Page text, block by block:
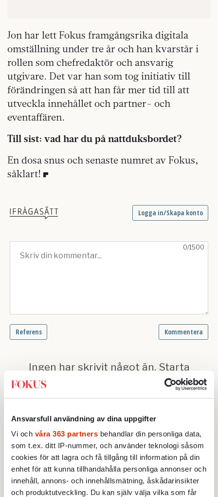
Ansvarsfull användning av dina uppgifter
Vi och våra 363 partners behandlar din personliga data,
som t.ex. ditt IP-nummer, och använder teknologi såsom
cookies för att lagra och få tillgång till information på din
enhet för att kunna tillhandahålla personliga annonser och
innehåll, annons- och innehållsmätning, åskådarinsikter
och produktutveckling. Du kan själv välja vilka som får
Jon har lett Fokus framgångsrika digitala
omställning under tre år och han kvarstår i
rollen som chefredaktör och ansvarig
utgivare. Det var han som tog initiativ till
förändringen så att han får mer tid till att
utveckla innehållet och partner- och
eventaffären.
Till sist: vad har du på nattduksbordet?
En dosa snus och senaste numret av Fokus,
såklart!
Text:Redaktionen
Publicerad 2022-11-16